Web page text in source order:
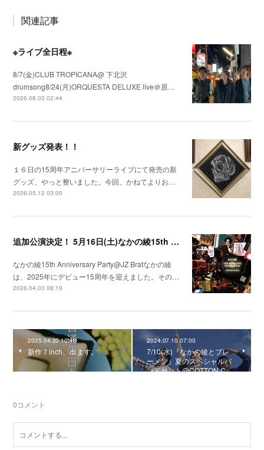
関連記事
※ライブ全日程※
8/7(金)CLUB TROPICANA@ 下北沢
drumsong8/24(月)ORQUESTA DELUXE live＠原…
2026.08.03 02:44
新グッズ発表！！
１６日の15周年アニバーサリーライブにて発売の新
グッズ、やっと整いました。今回、かねてよりお…
2026.05.12 03:00
追加公演決定！ 5月16日(土)なかの綾15th Anniversary Party@JZ Brat
なかの綾15th Anniversary Party@JZ Bratなかの綾
は、2025年にデビュー15周年を迎えました。その…
2026.04.03 08:19
2025.04.20 10:48
新作７inch、出ます。
2024.07.10 07:00
7/10(水)『なかの綾とブレ
ーメン』夏のスペシャルバ
ンドセット@COTTON C…
0コメント